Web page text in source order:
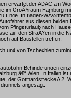
erwartet der ADAC am
im GroÃŸraum Hamburg
Ende. In Baden-
aus diesen beiden
Pfingsturlaub nach
auf den StraÃŸen in die
auf Baustellen treffen.
und von Tschechien
Behinderungen
â€“ Wien. In Italien ist
der Gotthardstrecke A 2.
angesagt.